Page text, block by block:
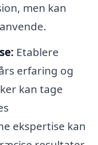
men kan
Etablere
erfaring og
kan tage
ekspertise kan